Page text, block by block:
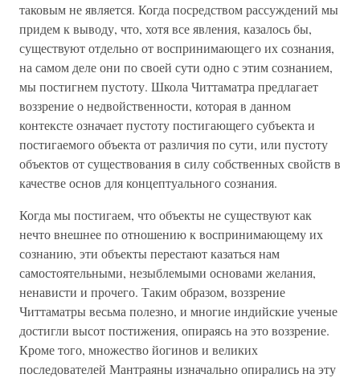
таковым не является. Когда посредством рассуждений мы
придем к выводу, что, хотя все явления, казалось бы,
существуют отдельно от воспринимающего их сознания,
на самом деле они по своей сути одно с этим сознанием,
мы постигнем пустоту. Школа Читтаматра предлагает
воззрение о недвойственности, которая в данном
контексте означает пустоту постигающего субъекта и
постигаемого объекта от различия по сути, или пустоту
объектов от существования в силу собственных свойств в
качестве основ для концептуального сознания.
Когда мы постигаем, что объекты не существуют как
нечто внешнее по отношению к воспринимающему их
сознанию, эти объекты перестают казаться нам
самостоятельными, незыблемыми основами желания,
ненависти и прочего. Таким образом, воззрение
Читтаматры весьма полезно, и многие индийские ученые
достигли высот постижения, опираясь на это воззрение.
Кроме того, множество йогинов и великих
последователей Мантраяны изначально опирались на эту